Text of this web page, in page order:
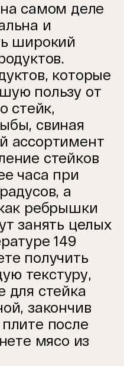
самом деле
и
широкий
которые
пользу от
стейк,
свиная
ассортимент
стейков
часа при
а
ребрышки
занять целых
149
получить
текстуру,
для стейка
закончив
после
мясо из